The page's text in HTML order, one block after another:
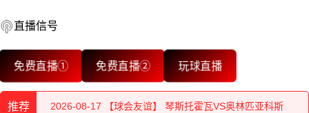
直播信号
免费直播① 免费直播② 玩球直播
推荐
2026-08-17 【球会友谊】 琴斯托霍瓦VS奥林匹亚科斯
2026-08-17 【球会友谊】 琴斯托霍瓦VS奥林匹亚科斯
2026-08-17 【球会友谊】 琴斯托霍瓦VS奥林匹亚科斯